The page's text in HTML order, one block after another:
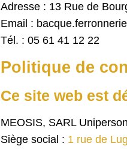
Adresse : 13 Rue de
Email :
Tél. : 05 61 41 12 22
Politique de
Ce site web est
MEOSIS, SARL
Siège social : 1 rue de